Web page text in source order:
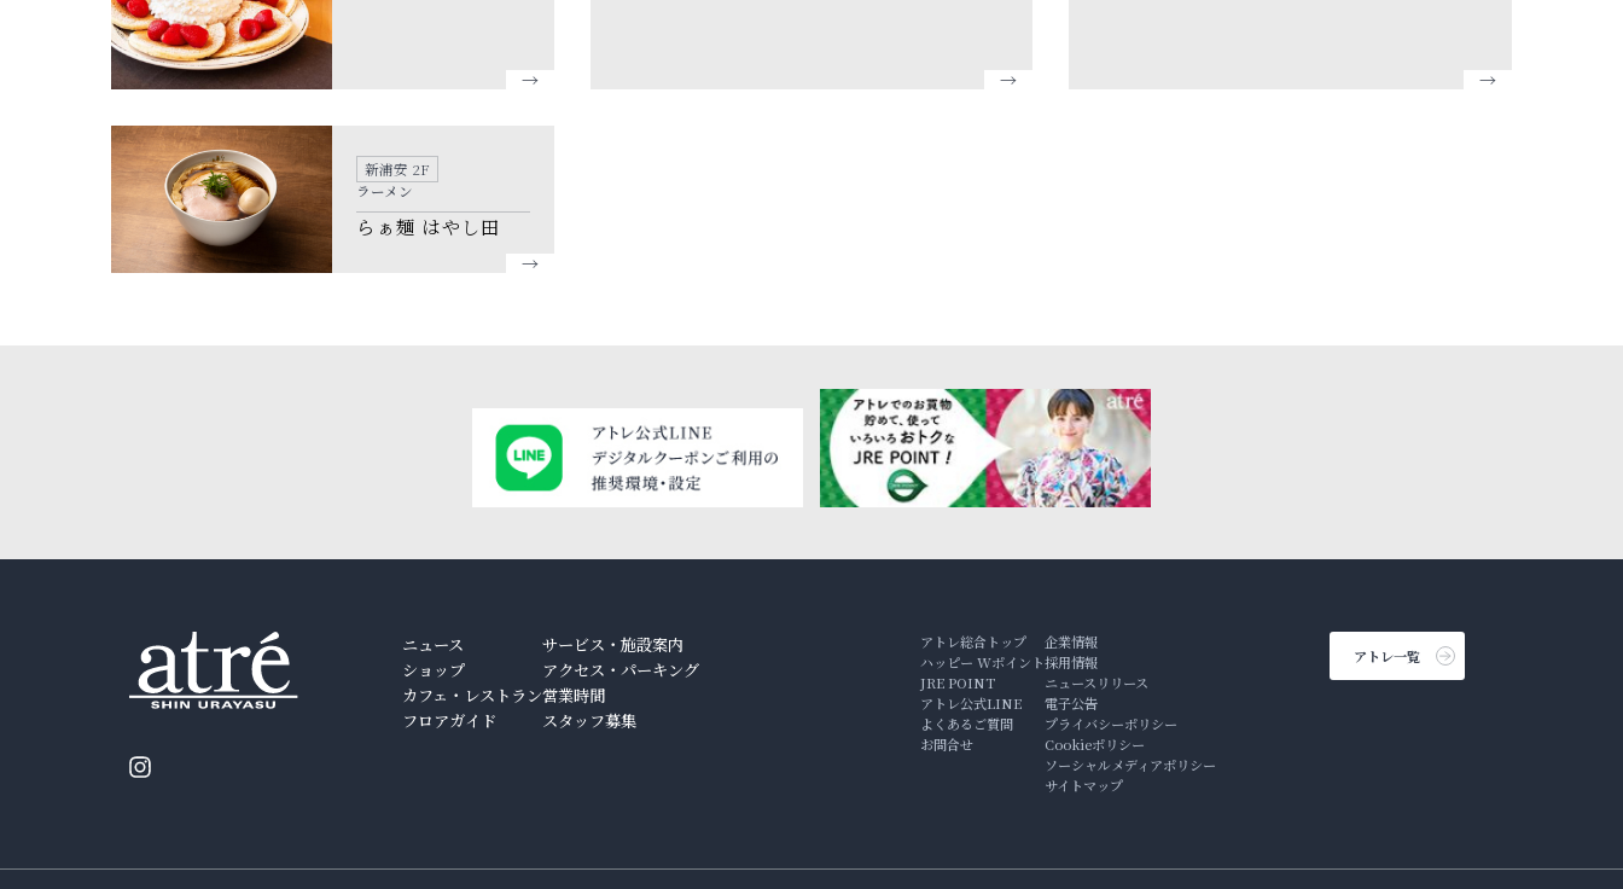
新浦安 2F
ラーメン
らぁ麺 はやし田
ニュース
ショップ
カフェ・レストラン
フロアガイド
サービス・施設案内
アクセス・パーキング
営業時間
スタッフ募集
アトレ総合トップ
ハッピー Wポイント
JRE POINT
アトレ公式LINE
よくあるご質問
お問合せ
企業情報
採用情報
ニュースリリース
電子公告
プライバシーポリシー
Cookieポリシー
ソーシャルメディアポリシー
サイトマップ
アトレ一覧